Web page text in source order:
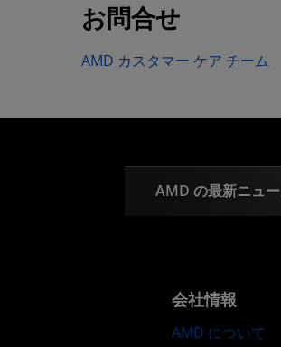
お問合せ
AMD カスタマー ケア チーム
AMD の最新ニュ
会社情報
AMD について